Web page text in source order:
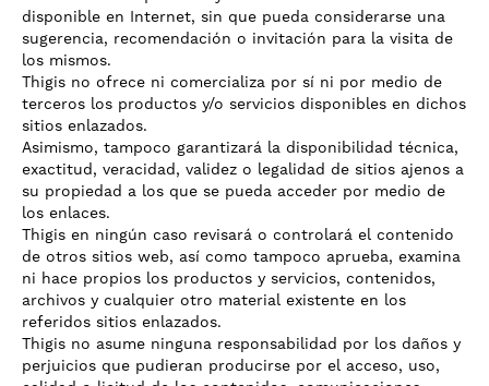
disponible en Internet, sin que pueda considerarse una
sugerencia, recomendación o invitación para la visita de
los mismos.
Thigis no ofrece ni comercializa por sí ni por medio de
terceros los productos y/o servicios disponibles en dichos
sitios enlazados.
Asimismo, tampoco garantizará la disponibilidad técnica,
exactitud, veracidad, validez o legalidad de sitios ajenos a
su propiedad a los que se pueda acceder por medio de
los enlaces.
Thigis en ningún caso revisará o controlará el contenido
de otros sitios web, así como tampoco aprueba, examina
ni hace propios los productos y servicios, contenidos,
archivos y cualquier otro material existente en los
referidos sitios enlazados.
Thigis no asume ninguna responsabilidad por los daños y
perjuicios que pudieran producirse por el acceso, uso,